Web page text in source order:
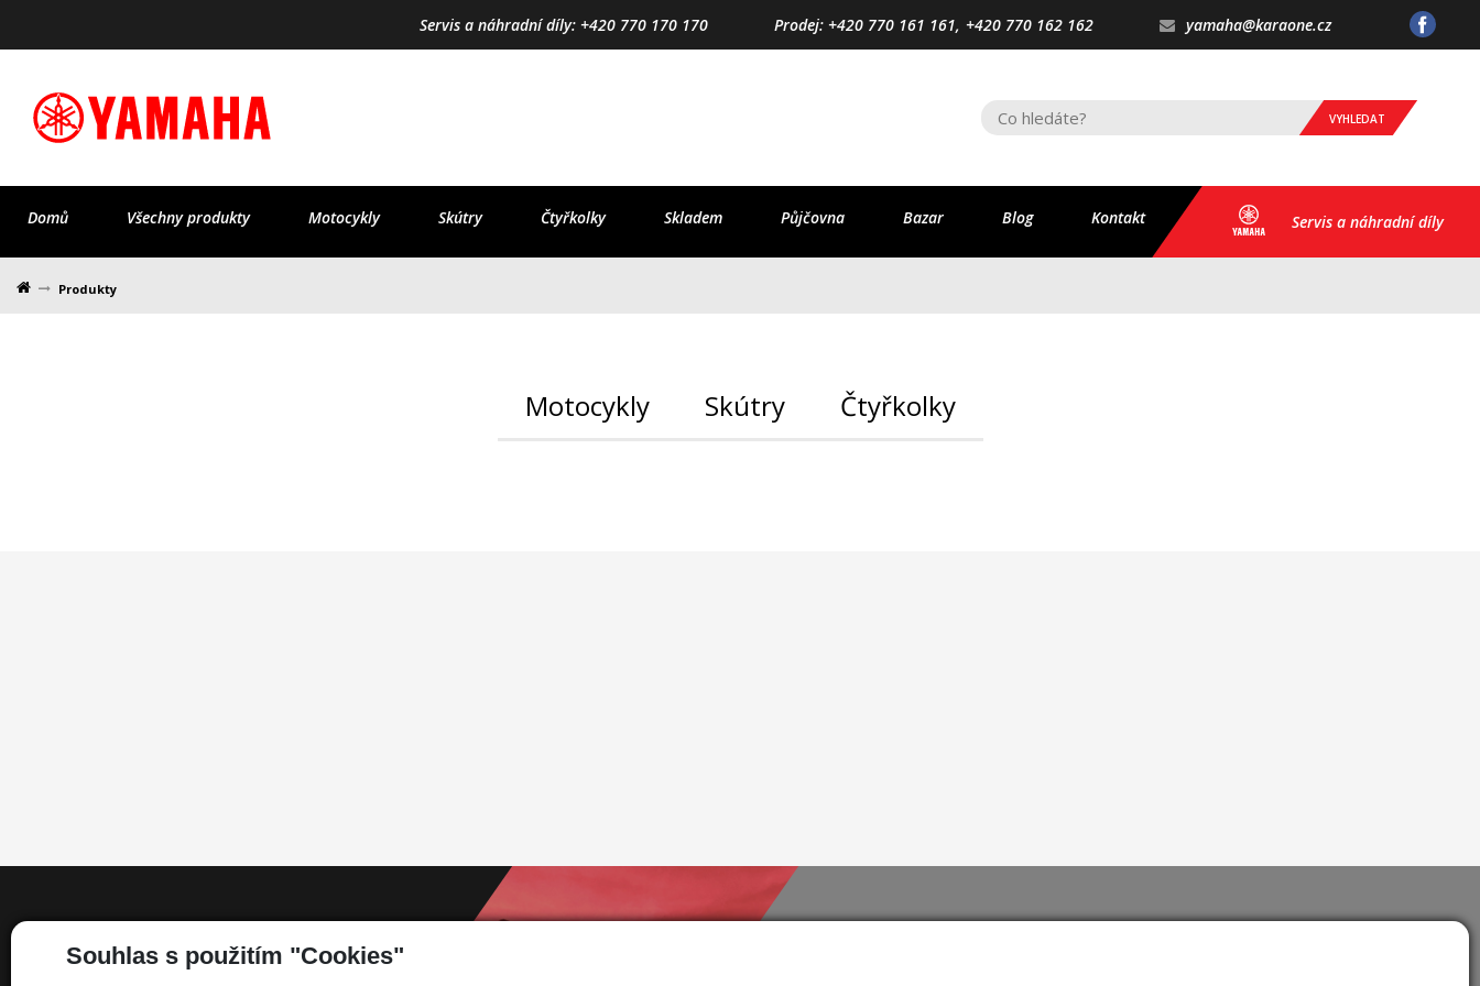
Souhlas s použitím "Cookies"
Servis a náhradní díly: +420 770 170 170 Prodej: +420 770 161 161, +420 770 162 162 yamaha@karaone.cz
VYHLEDAT
Domů Všechny produkty Motocykly Skútry Čtyřkolky Skladem Půjčovna Bazar Blog Kontakt Servis a náhradní díly
Produkty
Motocykly Skútry Čtyřkolky
Informace